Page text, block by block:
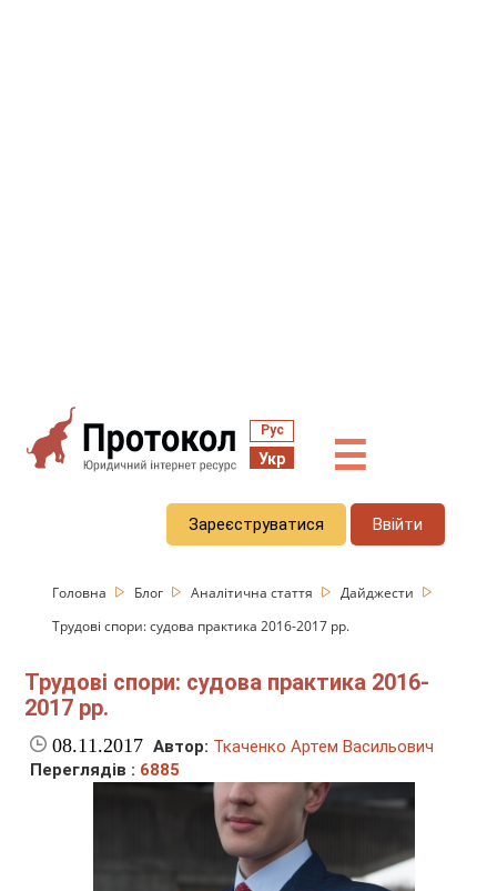
Рус
Укр ☰
Зареєструватися Ввійти
Головна Блог Аналітична стаття
Дайджести
Трудові спори: судова практика 2016-2017 рр.
Трудові спори: судова практика 2016-
2017 рр.
08.11.2017 Автор: Ткаченко Артем Васильович
Переглядів : 6885